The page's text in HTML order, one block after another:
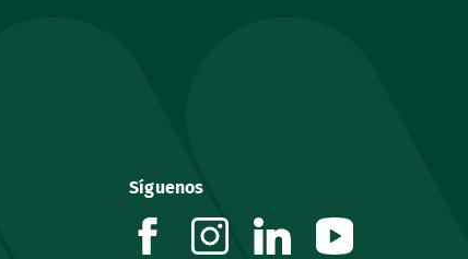
Síguenos
facebookinstagramlinkedin